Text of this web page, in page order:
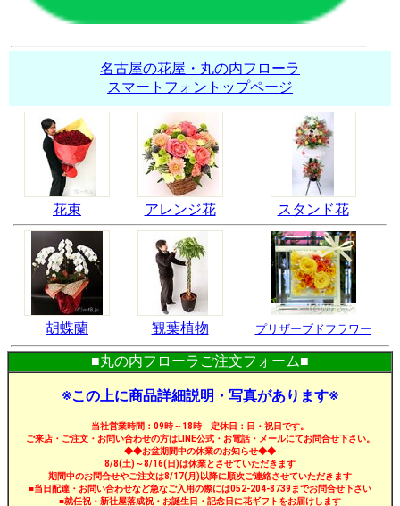
名古屋の花屋・丸の内フローラ
スマートフォントップページ
花束 アレンジ花 スタンド花
胡蝶蘭 観葉植物 プリザーブドフラワー
■丸の内フローラご注文フォーム■
※この上に商品詳細説明・写真があります※
当社営業時間：09時～18時 定休日：日・祝日です。
ご来店・ご注文・お問い合わせの方はLINE公式・お電話・メールにてお問合せ下さい。
◆◆お盆期間中の休業のお知らせ◆◆
8/8(土)～8/16(日)は休業とさせていただきます
期間中のお問合せやご注文は8/17(月)以降に順次ご連絡させていただきます
■当日配達・お問い合わせなど急なご入用の際には052-204-8739までお問合せ下さい
■就任祝・新社屋落成祝・お誕生日・記念日に花ギフトをお届けします